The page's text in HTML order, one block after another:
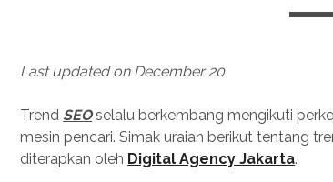
Last updated on December 20
Trend SEO selalu berkembang mengikuti
mesin pencari. Simak uraian berikut tentang
diterapkan oleh Digital Agency Jakarta.